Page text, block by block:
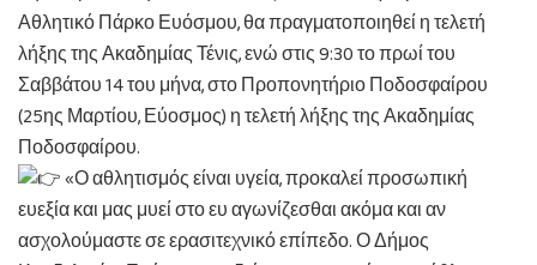
Αθλητικό Πάρκο Ευόσμου, θα πραγματοποιηθεί η τελετή
λήξης της Ακαδημίας Τένις, ενώ στις 9:30 το πρωί του
Σαββάτου 14 του μήνα, στο Προπονητήριο Ποδοσφαίρου
(25ης Μαρτίου, Εύοσμος) η τελετή λήξης της Ακαδημίας
Ποδοσφαίρου.
«Ο αθλητισμός είναι υγεία, προκαλεί προσωπική
ευεξία και μας μυεί στο ευ αγωνίζεσθαι ακόμα και αν
ασχολούμαστε σε ερασιτεχνικό επίπεδο. Ο Δήμος